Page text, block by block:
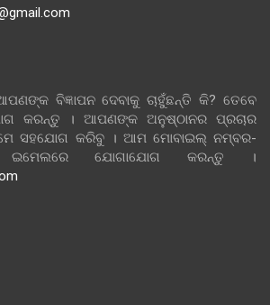
ବିଜ୍ଞାପନ ଦେବାକୁ ଚାହୁଁଛନ୍ତି କି? ତେବେ
କରନ୍ତୁ । ଆପଣଙ୍କ ଅନୁଷ୍ଠାନର ପ୍ରଚାର
ସହଯୋଗ କରିବୁ । ଆମ ମୋବାଇଲ୍ ନମ୍ବର-
, ଇମେଲରେ ଯୋଗାଯୋଗ କରନ୍ତୁ ।